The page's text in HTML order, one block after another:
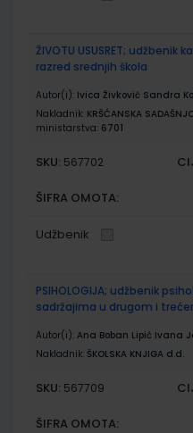
ŽIVOTU USUSRET;
razred srednjih škola
Autor(i): Ivica Živković Sandra
Nakladnik: KRŠĆANSKA
ministarstva: 6701
SKU: 567702
ŠIFRA OMOTA:
Udžbenik
PSIHOLOGIJA; udžbenik
sadržajima u drugom i
Autor(i): Ana Boban Lipić Ivana
Nakladnik: ŠKOLSKA KNJIGA d.d.
SKU: 567709
ŠIFRA OMOTA: